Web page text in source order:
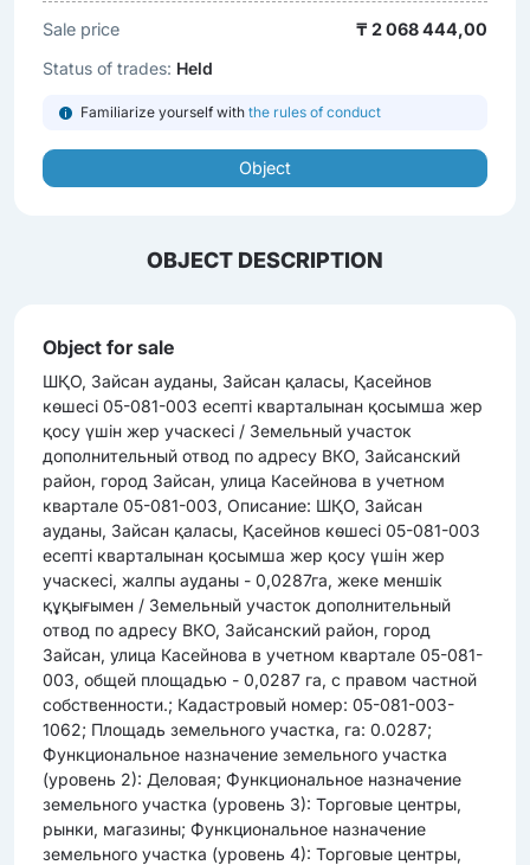
Sale price
₸ 2 068 444,00
Status of trades: Held
Familiarize yourself with the rules of conduct
Object
OBJECT DESCRIPTION
Object for sale
ШҚО, Зайсан ауданы, Зайсан қаласы, Қасейнов
көшесі 05-081-003 есепті кварталынан қосымша жер
қосу үшін жер учаскесі / Земельный участок
дополнительный отвод по адресу ВКО, Зайсанский
район, город Зайсан, улица Касейнова в учетном
квартале 05-081-003, Описание: ШҚО, Зайсан
ауданы, Зайсан қаласы, Қасейнов көшесі 05-081-003
есепті кварталынан қосымша жер қосу үшін жер
учаскесі, жалпы ауданы - 0,0287га, жеке меншік
құқығымен / Земельный участок дополнительный
отвод по адресу ВКО, Зайсанский район, город
Зайсан, улица Касейнова в учетном квартале 05-081-
003, общей площадью - 0,0287 га, с правом частной
собственности.; Кадастровый номер: 05-081-003-
1062; Площадь земельного участка, га: 0.0287;
Функциональное назначение земельного участка
(уровень 2): Деловая; Функциональное назначение
земельного участка (уровень 3): Торговые центры,
рынки, магазины; Функциональное назначение
земельного участка (уровень 4): Торговые центры,